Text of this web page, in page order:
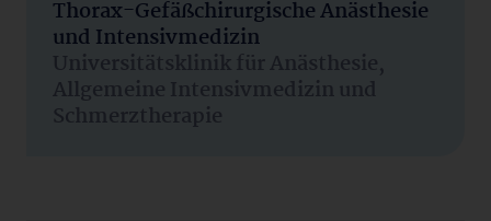
Thorax-Gefäßchirurgische Anästhesie
und Intensivmedizin
Universitätsklinik für Anästhesie,
Allgemeine Intensivmedizin und
Schmerztherapie